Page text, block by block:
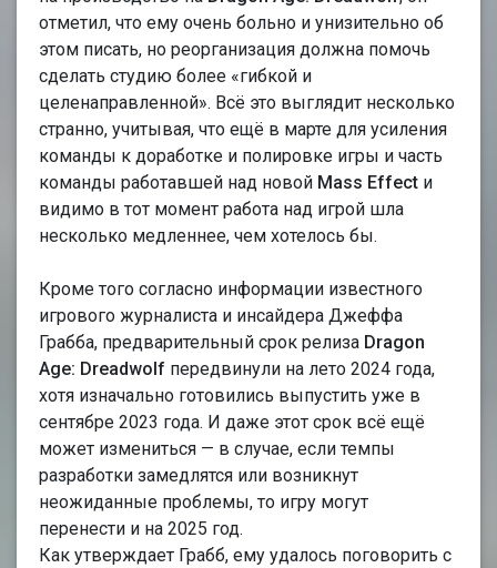
отметил, что ему очень больно и унизительно об
этом писать, но реорганизация должна помочь
сделать студию более «гибкой и
целенаправленной». Всё это выглядит несколько
странно, учитывая, что ещё в марте для усиления
команды к доработке и полировке игры и часть
команды работавшей над новой Mass Effect и
видимо в тот момент работа над игрой шла
несколько медленнее, чем хотелось бы.
Кроме того согласно информации известного
игрового журналиста и инсайдера Джеффа
Грабба, предварительный срок релиза Dragon
Age: Dreadwolf передвинули на лето 2024 года,
хотя изначально готовились выпустить уже в
сентябре 2023 года. И даже этот срок всё ещё
может измениться — в случае, если темпы
разработки замедлятся или возникнут
неожиданные проблемы, то игру могут
перенести и на 2025 год.
Как утверждает Грабб, ему удалось поговорить с